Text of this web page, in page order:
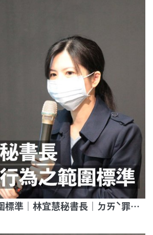
危險性行為之範圍標準｜林宜慧秘書長｜ㄉㄞˋ罪之身｜帶你走進愛滋條例第21條審判現場